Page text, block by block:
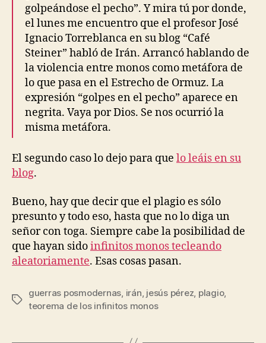
golpeándose el pecho”. Y mira tú por donde,
el lunes me encuentro que el profesor José
Ignacio Torreblanca en su blog “Café
Steiner” habló de Irán. Arrancó hablando de
la violencia entre monos como metáfora de
lo que pasa en el Estrecho de Ormuz. La
expresión “golpes en el pecho” aparece en
negrita. Vaya por Dios. Se nos ocurrió la
misma metáfora.
El segundo caso lo dejo para que lo leáis en su
blog.
Bueno, hay que decir que el plagio es sólo
presunto y todo eso, hasta que no lo diga un
señor con toga. Siempre cabe la posibilidad de
que hayan sidoinfinitos monos tecleando
aleatoriamente. Esas cosas pasan.
Etiquetas
guerras posmodernas irán jesús pérez plagio,
teorema de los infinitos monos